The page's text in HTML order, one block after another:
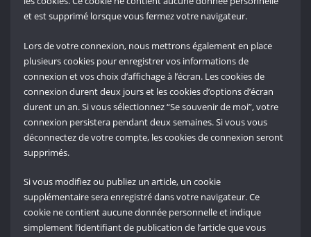
et est supprimé lorsque vous fermez votre navigateur.
Lors de votre connexion, nous mettrons également en place
plusieurs cookies pour enregistrer vos informations de
connexion et vos choix d’affichage à l’écran. Les cookies de
connexion durent deux jours et les cookies d’options d’écran
durent un an. Si vous sélectionnez “Se souvenir de moi”, votre
connexion persistera pendant deux semaines. Si vous vous
déconnectez de votre compte, les cookies de connexion seront
supprimés.
Si vous modifiez ou publiez un article, un cookie
supplémentaire sera enregistré dans votre navigateur. Ce
cookie ne contient aucune donnée personnelle et indique
simplement l’identifiant de publication de l’article que vous